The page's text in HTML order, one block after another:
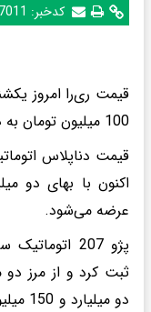
کدخبر:
100 میلیون تومان به دو میلیارد و 700 میلیون تومان رسید.
عرضه می‌شود.
ثبت کرد و از مرز